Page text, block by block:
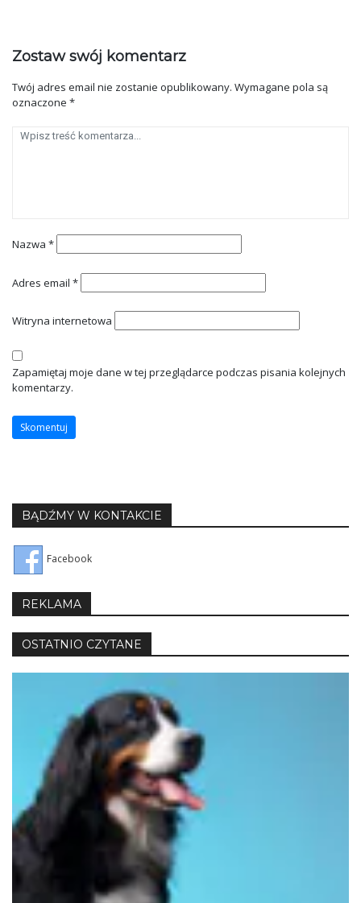
Zostaw swój komentarz
Twój adres email nie zostanie opublikowany. Wymagane pola są
oznaczone *
Nazwa *
Adres email *
Witryna internetowa
Zapamiętaj moje dane w tej przeglądarce podczas pisania kolejnych
komentarzy.
BĄDŹMY W KONTAKCIE
Facebook
REKLAMA
OSTATNIO CZYTANE